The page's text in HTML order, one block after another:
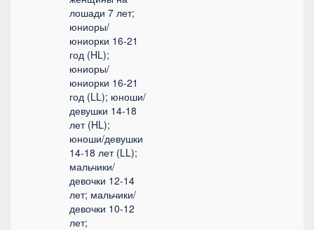
лошади 7 лет;
юниоры/
юниорки 16-21
год (HL);
юниоры/
юниорки 16-21
год (LL); юноши/
девушки 14-18
лет (HL);
юноши/девушки
14-18 лет (LL);
мальчики/
девочки 12-14
лет; мальчики/
девочки 10-12
лет;